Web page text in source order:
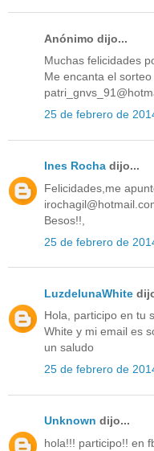
Anónimo dijo...
Muchas felicidades
Me encanta el
25 de febrero de
Ines Rocha dijo...
Felicidades,me
Besos!!,
25 de febrero de
LuzdelunaWhite
Hola, participo en tu
White y mi email es
un saludo
25 de febrero de
Unknown dijo...
hola!!! participo!! en